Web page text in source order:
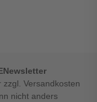
Newsletter
zzgl. Versandkosten
nicht anders